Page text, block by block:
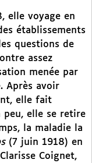
elle voyage en
établissements
questions de
assez
menée par
Après avoir
elle fait
peu, elle se retire
la maladie la
(7 juin 1918) en
Coignet,